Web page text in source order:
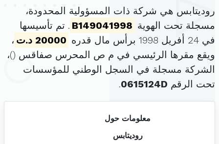
روديتابس هي شركة ذات المسؤولية المحدودة،
مسجلة تحت الهوية B149041998 . تم تأسيسها
في 24 أفريل 1998 برأس مال قدره
20000 د.ت
،
ويقع مقرها الرئيسي في م ص المحرس صفاقس ()،
الشركة مسجلة في السجل الوطني للمؤسسات
تحت الرقم 0615124D
.
معلومات حول
روديتابس